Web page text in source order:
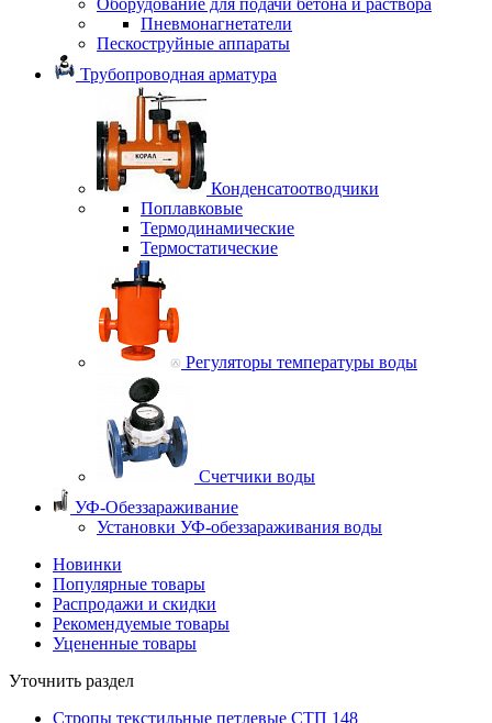
Оборудование для подачи бетона и раствора
Пневмонагнетатели
Пескоструйные аппараты
Трубопроводная арматура
Конденсатоотводчики
Поплавковые
Термодинамические
Термостатические
Регуляторы температуры воды
Счетчики воды
УФ-Обеззараживание
Установки УФ-обеззараживания воды
Новинки
Популярные товары
Распродажи и скидки
Рекомендуемые товары
Уцененные товары
Уточнить раздел
Стропы текстильные петлевые СТП 148